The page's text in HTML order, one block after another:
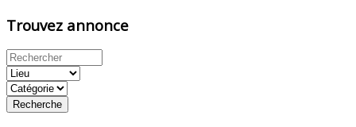
Trouvez annonce
Recherche